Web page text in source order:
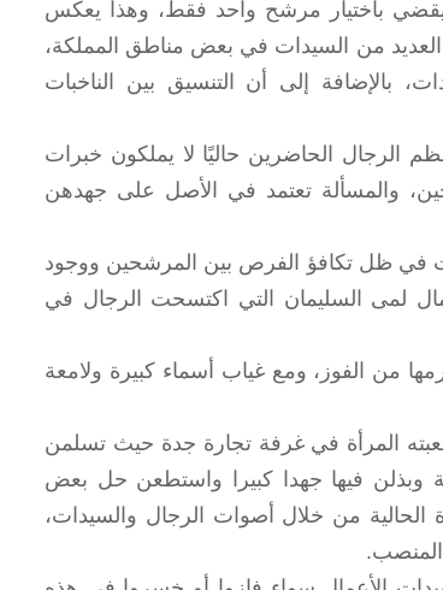
يقضي باختيار مرشح واحد فقط، وهذا يعكس
العديد من السيدات في بعض مناطق المملكة،
بالإضافة إلى أن التنسيق بين الناخبات
الرجال الحاضرين حاليًا لا يملكون خبرات
والمسألة تعتمد في الأصل على جهدهن
في ظل تكافؤ الفرص بين المرشحين ووجود
لمى السليمان التي اكتسحت الرجال في
من الفوز، ومع غياب أسماء كبيرة ولامعة
المرأة في غرفة تجارة جدة حيث تسلمن
وبذلن فيها جهدا كبيرا واستطعن حل بعض
الحالية من خلال أصوات الرجال والسيدات،